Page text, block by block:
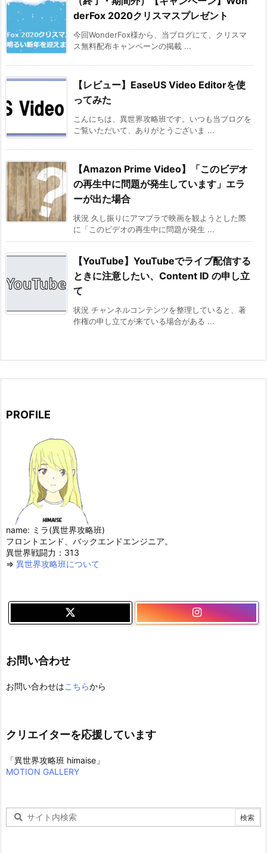
derFox 2020クリスマスプレゼント
今回WonderFox様から、当ブログにて、クリスマ
ス無料配布キャンペーンの掲載 ...
【レビュー】EaseUS Video Editorを使
ってみた
こんにちは、異世界攻略班です。いつも当ブログを
ご覧いただいて、ありがとうございま ...
【Amazon Prime Video】「このビデオ
の再生中に問題が発生しています」エラ
ーが出た場合
状況 久し振りにアマプラで映画を観ようとした際
に「このビデオの再生中に問題が発生 ...
【YouTube】YouTubeでライブ配信する
ときに注意したい、Content ID の申し立
て
状況 チャンネルコンテンツを整理していると、著
作権の申し立てが来ている場合がある ...
PROFILE
name: ミラ(異世界攻略班)
フロントエンド、バックエンドエンジニア。
異世界戦闘力：313
⇒ 異世界攻略班について
お問い合わせ
お問い合わせはこちらから
クリエイターを応援しています
「異世界攻略班 himaise」
MOTION GALLERY